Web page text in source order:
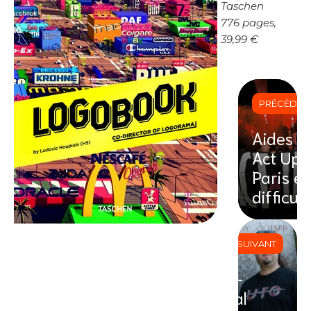
Taschen
776 pages,
39,99 €
Aides et
Act Up
Paris
SUIVANT
Jean-
Pascal